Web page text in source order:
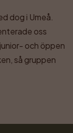
dog i Umeå.
oss
och öppen
så gruppen